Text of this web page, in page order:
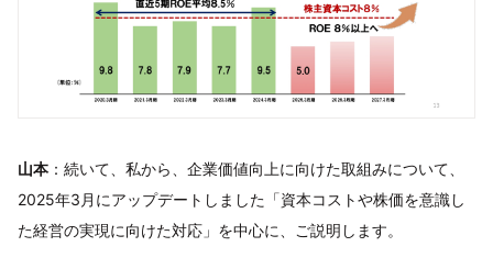
山本 ：続いて、私から、企業価値向上に向けた取組みについて、
2025年3月にアップデートしました「資本コストや株価を意識し
た経営の実現に向けた対応」を中心に、ご説明します。